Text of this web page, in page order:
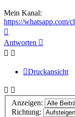
Mein Kanal:
https://
oben
Antworten
Druckansicht
Anzeigen:
Richtung: